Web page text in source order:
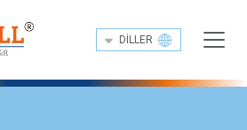
DILLER